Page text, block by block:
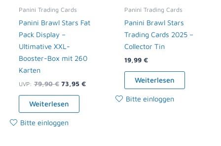
Panini Trading Cards
Panini Brawl Stars Fat
Pack Display –
Ultimative XXL-
Booster-Box mit 260
Karten
UVP: 79,90€ 73,95 €
Weiterlesen
Bitte einloggen
Panini Trading Cards
Panini Brawl Stars
Trading Cards 2025 –
Collector Tin
19,99 €
Weiterlesen
Bitte einloggen